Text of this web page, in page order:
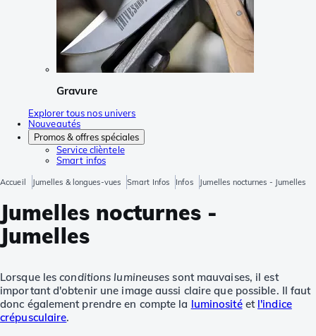
Gravure
Explorer tous nos univers
Nouveautés
Promos & offres spéciales
Service clièntele
Smart infos
Accueil Jumelles & longues-vues Smart Infos Infos Jumelles nocturnes - Jumelles
Jumelles nocturnes -
Jumelles
Lorsque lesconditions lumineuses sont mauvaises, il est
important d'obtenir une image aussi claire que possible. Il faut
donc également prendre en compte la luminositéet l'indice
crépusculaire.